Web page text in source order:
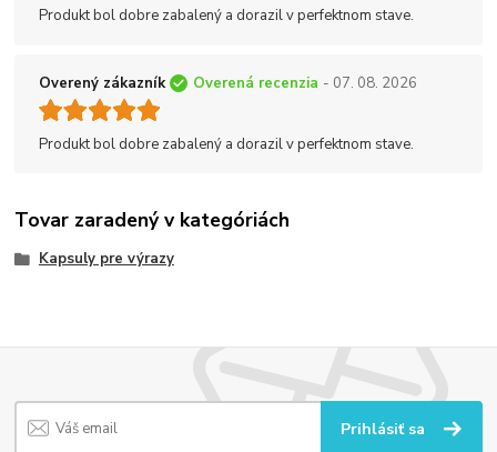
Produkt bol dobre zabalený a dorazil v perfektnom stave.
Overený zákazník Overená recenzia - 07. 08. 2026
Produkt bol dobre zabalený a dorazil v perfektnom stave.
Tovar zaradený v kategóriách
Kapsuly pre výrazy
Prihlásiť sa